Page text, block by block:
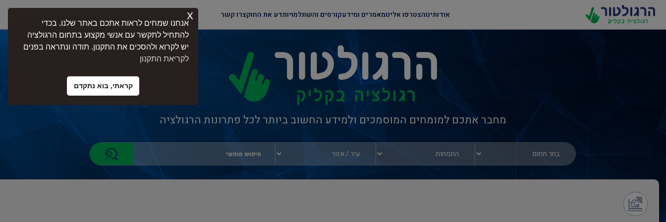
אודותינוהצטרפו אלינומאמרים ומידעקורסים והשתלמויותדע את החוקצרו קשר
מחבר אתכם למומחים המוסמכים ולמידע החשוב ביותר לכל פתרונות הרגולציה
אנחנו שמחים לראות אתכם באתר שלנו. בכדי
להתחיל לתקשר עם אנשי מקצוע בתחום הרגולציה
יש לקרוא ולהסכים את התקנון. תודה ונתראה בפנים
לקריאת התקנון
קראתי, בוא נתקדם
x